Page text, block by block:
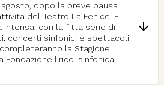
dopo la breve pausa
del Teatro La Fenice. E
intensa, con la fitta serie di
concerti sinfonici e spettacoli
la Stagione
Fondazione lirico-sinfonica